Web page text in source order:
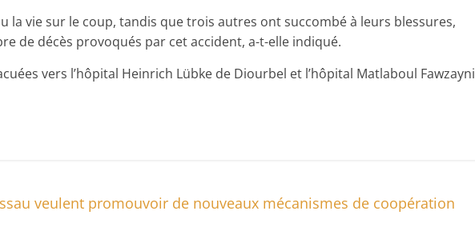
la vie sur le coup, tandis que trois autres ont succombé à leurs blessures,
de décès provoqués par cet accident, a-t-elle indiqué.
vers l’hôpital Heinrich Lübke de Diourbel et l’hôpital Matlaboul Fawzayni
veulent promouvoir de nouveaux mécanismes de coopération